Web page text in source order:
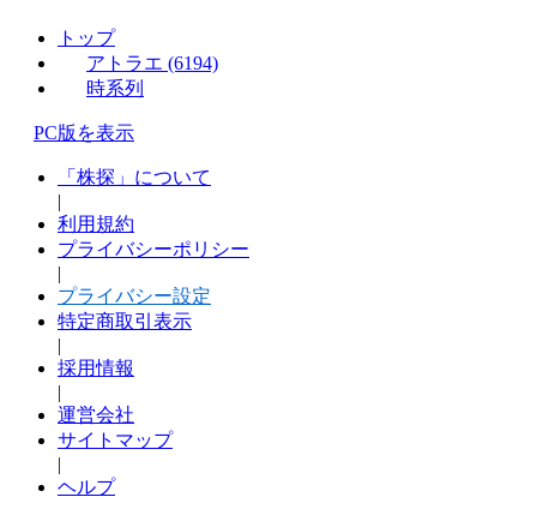
トップ
アトラエ (6194)
時系列
PC版を表示
「株探」について
|
利用規約
プライバシーポリシー
|
プライバシー設定
特定商取引表示
|
採用情報
|
運営会社
サイトマップ
|
ヘルプ